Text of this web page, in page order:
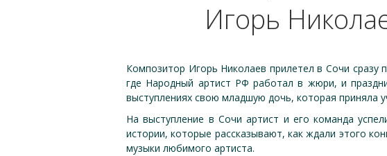
Игорь
Композитор Игорь Николаев прилетел в Сочи
где Народный артист РФ работал в жюри, и
выступлениях свою младшую дочь, которая приняла
На выступление в Сочи артист и его команда
истории, которые рассказывают, как ждали этого
музыки любимого артиста.